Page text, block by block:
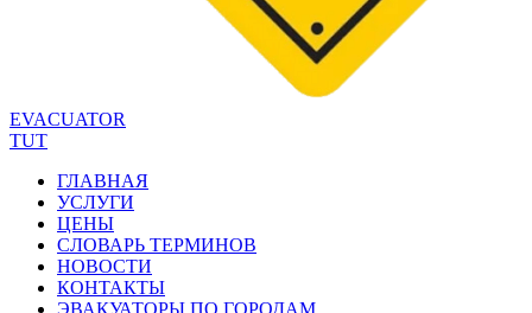
EVACUATOR
TUT
ГЛАВНАЯ
УСЛУГИ
ЦЕНЫ
СЛОВАРЬ ТЕРМИНОВ
НОВОСТИ
КОНТАКТЫ